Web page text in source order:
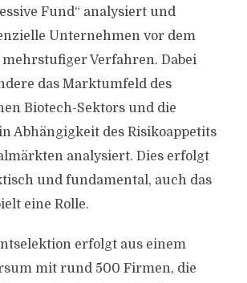
Fund“ analysiert und
Unternehmen vor dem
Verfahren. Dabei
das Marktumfeld des
Biotech-Sektors und die
Abhängigkeit des Risikoappetits
analysiert. Dies erfolgt
und fundamental, auch das
eine Rolle.
erfolgt aus einem
mit rund 500 Firmen, die